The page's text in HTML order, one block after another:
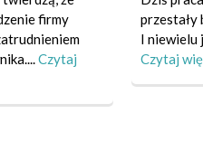
firmy
Czytaj
przestały
I niewielu
Czytaj